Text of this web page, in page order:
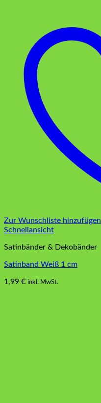
Zur Wunschliste hinzufügen
Schnellansicht
Satinbänder & Dekobänder
Satinband Weiß 1 cm
1,99 € inkl. MwSt.